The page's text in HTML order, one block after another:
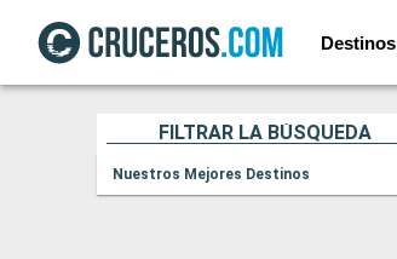
Destinos
FILTRAR LA BÚSQUEDA
Nuestros Mejores Destinos